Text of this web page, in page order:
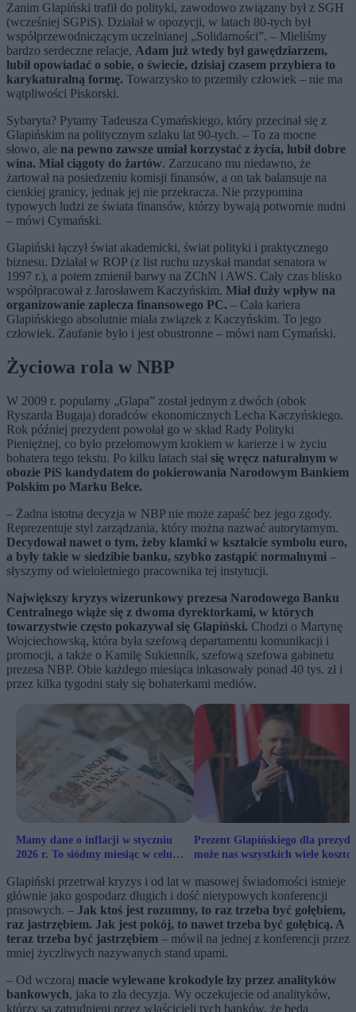
Zanim Glapiński trafił do polityki, zawodowo związany był z SGH
(wcześniej SGPiS). Działał w opozycji, w latach 80-tych był
współprzewodniczącym uczelnianej „Solidarności”. – Mieliśmy
bardzo serdeczne relacje, Adam już wtedy był gawędziarzem,
lubił opowiadać o sobie, o świecie, dzisiaj czasem przybiera to
karykaturalną formę. Towarzysko to przemiły człowiek – nie ma
wątpliwości Piskorski.
Sybaryta? Pytamy Tadeusza Cymańskiego, który przecinał się z
Glapińskim na politycznym szlaku lat 90-tych. – To za mocne
słowo, ale na pewno zawsze umiał korzystać z życia, lubił dobre
wina. Miał ciągoty do żartów. Zarzucano mu niedawno, że
żartował na posiedzeniu komisji finansów, a on tak balansuje na
cienkiej granicy, jednak jej nie przekracza. Nie przypomina
typowych ludzi ze świata finansów, którzy bywają potwornie nudni
– mówi Cymański.
Glapiński łączył świat akademicki, świat polityki i praktycznego
biznesu. Działał w ROP (z list ruchu uzyskał mandat senatora w
1997 r.), a potem zmienił barwy na ZChN i AWS. Cały czas blisko
współpracował z Jarosławem Kaczyńskim. Miał duży wpływ na
organizowanie zaplecza finansowego PC. – Cała kariera
Glapińskiego absolutnie miała związek z Kaczyńskim. To jego
człowiek. Zaufanie było i jest obustronne – mówi nam Cymański.
Życiowa rola w NBP
W 2009 r. popularny „Glapa” został jednym z dwóch (obok
Ryszarda Bugaja) doradców ekonomicznych Lecha Kaczyńskiego.
Rok później prezydent powołał go w skład Rady Polityki
Pieniężnej, co było przełomowym krokiem w karierze i w życiu
bohatera tego tekstu. Po kilku latach stał się wręcz naturalnym w
obozie PiS kandydatem do pokierowania Narodowym Bankiem
Polskim po Marku Belce.
– Żadna istotna decyzja w NBP nie może zapaść bez jego zgody.
Reprezentuje styl zarządzania, który można nazwać autorytarnym.
Decydował nawet o tym, żeby klamki w kształcie symbolu euro,
a były takie w siedzibie banku, szybko zastąpić normalnymi –
słyszymy od wieloletniego pracownika tej instytucji.
Największy kryzys wizerunkowy prezesa Narodowego Banku
Centralnego wiąże się z dwoma dyrektorkami, w których
towarzystwie często pokazywał się Glapiński. Chodzi o Martynę
Wojciechowską, która była szefową departamentu komunikacji i
promocji, a także o Kamilę Sukiennik, szefową szefowa gabinetu
prezesa NBP. Obie każdego miesiąca inkasowały ponad 40 tys. zł i
przez kilka tygodni stały się bohaterkami mediów.
Mamy dane o inflacji w styczniu
2026 r. To siódmy miesiąc w celu
Prezent Glapińskiego dla
może nas wszystkich wiele
Glapiński przetrwał kryzys i od lat w masowej świadomości istnieje
głównie jako gospodarz długich i dość nietypowych konferencji
prasowych. – Jak ktoś jest rozumny, to raz trzeba być gołębiem,
raz jastrzębiem. Jak jest pokój, to nawet trzeba być gołębicą. A
teraz trzeba być jastrzębiem – mówił na jednej z konferencji przez
mniej życzliwych nazywanych stand upami.
– Od wczoraj macie wylewane krokodyle łzy przez analityków
bankowych, jaka to zła decyzja. Wy oczekujecie od analityków,
którzy są zatrudnieni przez właścicieli tych banków, że będą